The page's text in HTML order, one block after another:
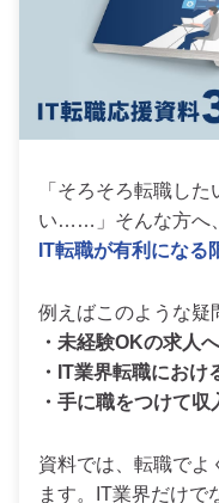
「そろそろ転職し
い……」そんな方へ
IT転職が有利になる
例えばこのような疑
・未経験OKの求人
・IT業界転職におけ
・手に職をつけて
資料では、転職でよ
ます。IT業界だけで